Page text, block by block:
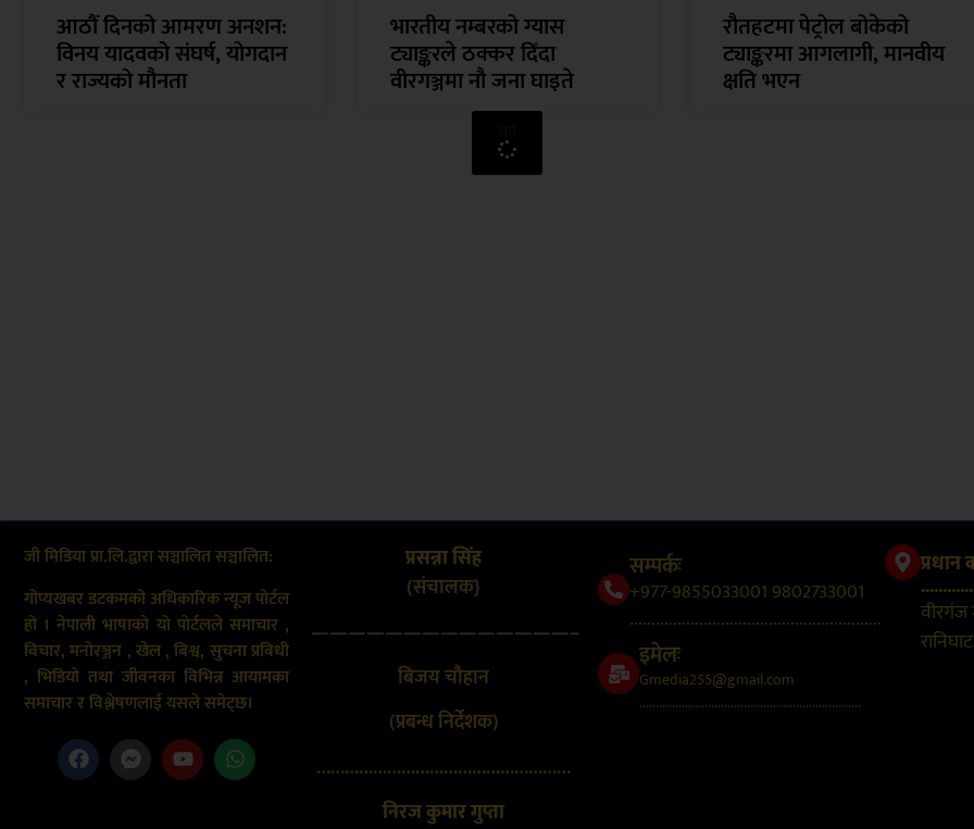
आठौँ दिनको आमरण अनशन:
विनय यादवको संघर्ष, योगदान
र राज्यको मौनता
भारतीय नम्बरको ग्यास
ट्याङ्करले ठक्कर दिँदा
वीरगञ्जमा नौ जना घाइते
रौतहटमा पेट्रोल बोकेको
ट्याङ्करमा आगलागी, मानवीय
क्षति भएन
जी मिडिया प्रा.लि.द्वारा सञ्चालित सञ्चालित:
गोप्यखबर डटकमको अधिकारिक न्यूज पोर्टल
हो । नेपाली भाषाको यो पोर्टलले समाचार ,
विचार, मनोरञ्जन , खेल , बिश्व, सुचना प्रविधी
, भिडियो तथा जीवनका विभिन्न आयामका
समाचार र विश्लेषणलाई यसले समेट्छ।
प्रसन्ना सिंह
(संचालक}
——————————————–
बिजय चौहान
(प्रबन्ध निर्देशक)
………………………………………………
निरज कुमार गुप्ता
सम्पर्कः
+977-9855033001 9802733001
..........................................................
इमेलः
Gmedia255@gmail.com
....................................................................
प्रधान
वीरगंज